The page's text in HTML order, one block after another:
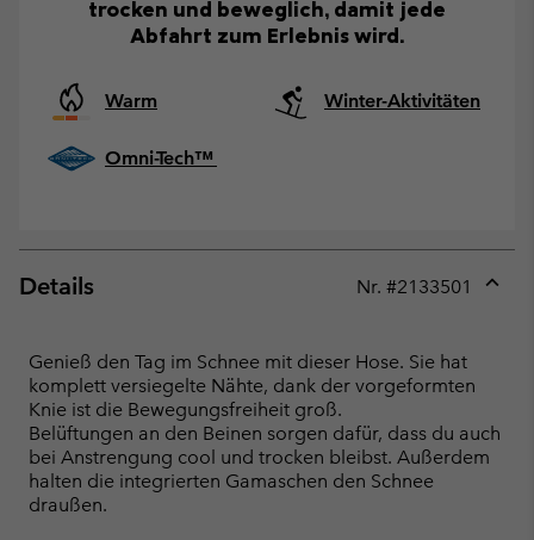
trocken und beweglich, damit jede
Abfahrt zum Erlebnis wird.
Warm Winter-Aktivitäten
Omni-Tech™
Details Nr. #2133501
Genieß den Tag im Schnee mit dieser Hose. Sie hat
komplett versiegelte Nähte, dank der vorgeformten
Knie ist die Bewegungsfreiheit groß.
Belüftungen an den Beinen sorgen dafür, dass du auch
bei Anstrengung cool und trocken bleibst. Außerdem
halten die integrierten Gamaschen den Schnee
draußen.